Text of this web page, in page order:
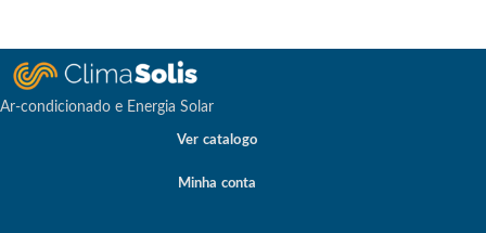
Ar-condicionado e Energia Solar
Ver catalogo
Minha conta